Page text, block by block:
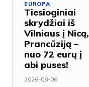
EUROPA
Tiesioginiai
skrydžiai iš
Vilniaus į Nicą,
Prancūziją –
nuo 72 eurų į
abi puses!
2026-08-06